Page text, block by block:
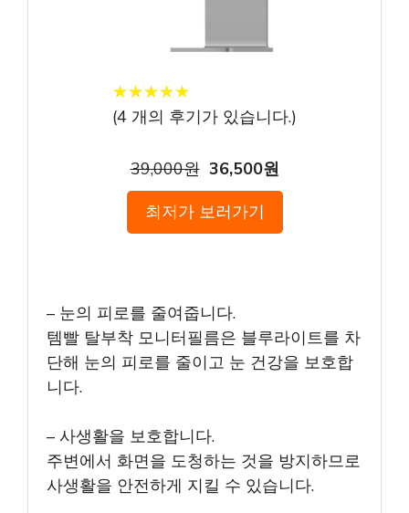
★★★★★
★★★★★
(4 개의 후기가 있습니다.)
39,000원 36,500원
최저가 보러가기
– 눈의 피로를 줄여줍니다.
템빨 탈부착 모니터필름은 블루라이트를 차
단해 눈의 피로를 줄이고 눈 건강을 보호합
니다.
– 사생활을 보호합니다.
주변에서 화면을 도청하는 것을 방지하므로
사생활을 안전하게 지킬 수 있습니다.